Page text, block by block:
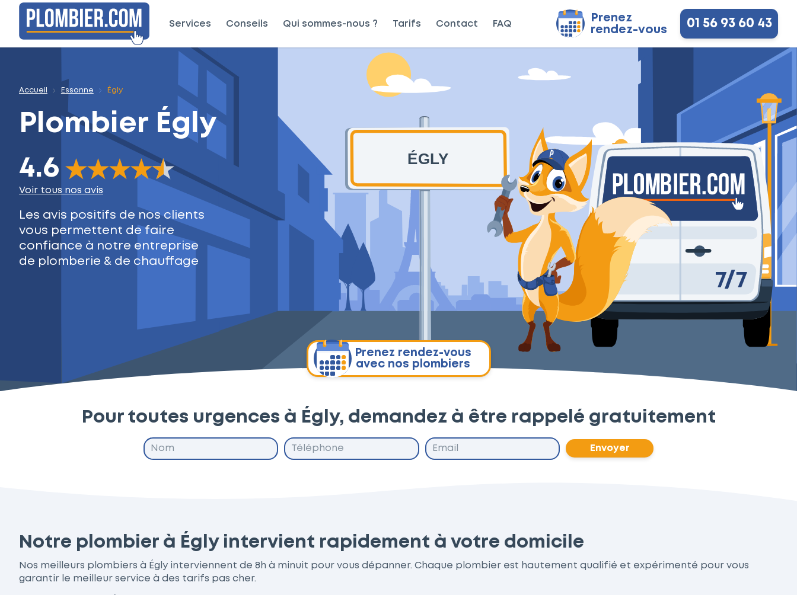
Services Conseils Qui sommes-nous ? Tarifs Contact FAQ
Prenez
rendez-vous
01 56 93 60 43
Accueil Essonne Égly
Plombier Égly
4.6
The rating of this product is out of 5
Voir tous nos avis
Les avis positifs de nos clients
vous permettent de faire
confiance à notre entreprise
de plomberie & de chauffage
Prenez rendez-vous
avec nos plombiers
ÉGLY
Pour toutes urgences à Égly, demandez à être rappelé gratuitement
Envoyer
Notre plombier à Égly intervient rapidement à votre domicile
Nos meilleurs plombiers à Égly interviennent de 8h à minuit pour vous dépanner. Chaque plombier est hautement qualifié et expérimenté pour vous
garantir le meilleur service à des tarifs pas cher.